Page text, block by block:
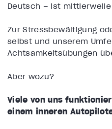
Deutsch – ist
Zur Stressbewältigung
selbst und unserem
Achtsamkeitsübungen
Aber wozu?
Viele von uns
einem inneren